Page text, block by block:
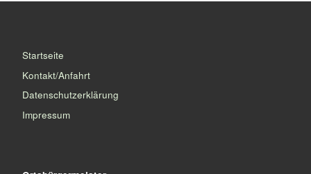
Startseite
Kontakt/Anfahrt
Datenschutzerklärung
Impressum